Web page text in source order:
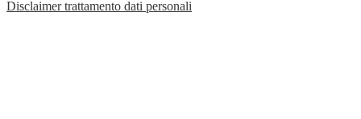
Disclaimer trattamento dati personali